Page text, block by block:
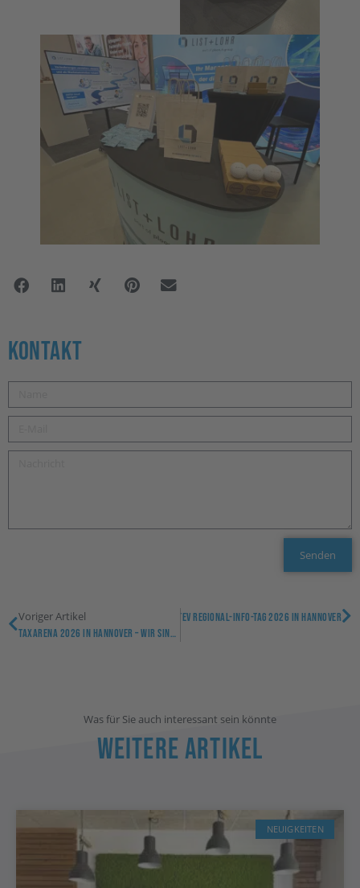
Kontakt
Senden
Voriger Artikel
TAXarena 2026 In Hannover – Wir Sind Wieder Dabei!
DATEV Regional-Info-Tag 2026 In Hannover
Was für Sie auch interessant sein könnte
Weitere Artikel
NEUIGKEITEN